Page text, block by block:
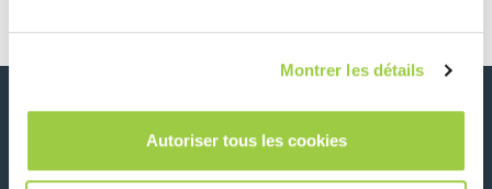
Montrer les détails
Autoriser tous les cookies
新闻、服务、产品、..
与我们的时事通讯保持联系！